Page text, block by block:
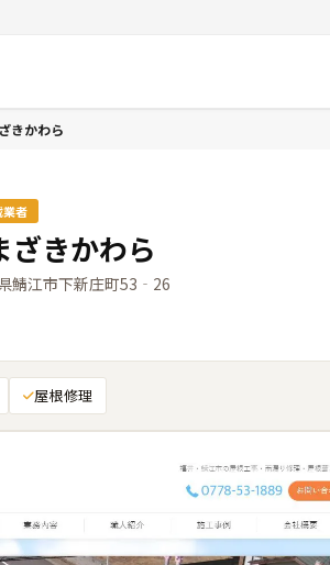
きかわら
者
ざきかわら
鯖江市下新庄町53‑26
屋根修理